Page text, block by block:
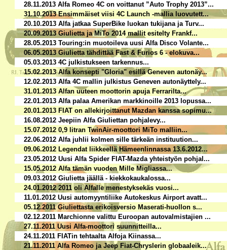
28.11.2013 Alfa Romeo 4C on voittanut ”Auto Trophy 2013”...
31.10.2013 Ensimmäiset viisi 4C Launch -mallia luovutett...
20.10.2013 Alfa jatkaa SuperBike luokan tukijana ja Turv...
20.09.2013 Giulietta ja MiTo 2014 mallit esitelty Frankf...
28.05.2013 Touring:in muotoileva uusi Alfa Disco Volante...
06.05.2013 Giulietta tähdittää Fast & Furios 6 - elokuva...
05.03.2013 4C julkistukseen tarkennus...
15.02.2013 Alfa konsepti "Gloria" esillä Geneven autonäy...
12.02.2013 Alfa 4C mallin julkistus Geneven autonäyttely...
31.01.2013 Alfan uuteen moottorin apuja Ferrarilta...
22.01.2013 Alfa palaa Amerikan markkinoille 2013 lopussa...
20.01.2013 FIAT on allekirjoittanut Mazdan kanssa sopimu...
16.08.2012 Jeepiin Alfa Giuliettan pohjalevy...
15.07.2012 0,9 litran TwinAir-moottori MiTo malliin...
22.06.2012 Alfa juhlii kolmen sille tärkeän instituution...
09.06.2012 Legendat liikkeellä Hämeenlinnassa 13.6.2012...
23.05.2012 Uusi Alfa Spider FIAT-Mazda yhteistyön pohjal...
15.05.2012 Alfa tämän vuoden Mille Migliassa...
09.03.2012 Giulietta jäällä - kiekkokaukalossa...
24.01.2012 2011 oli Alfalle menestyksekäs vuosi...
11.01.2012 Uusi automyyntiliike Autokeskus Airport avatt...
05.12.2011 Giuliettasta erikoisversio Maserati-huollon s...
02.12.2011 Marchionne valittu Euroopan autovalmistajien ...
27.11.2011 Uusi Alfa-moottori suunnitteilla...
24.11.2011 FIATin tehtaalta Alfoja Kiinassa...
21.11.2011 Alfa Romeo ja Jeep Fiat-Chryslerin globaaleik...